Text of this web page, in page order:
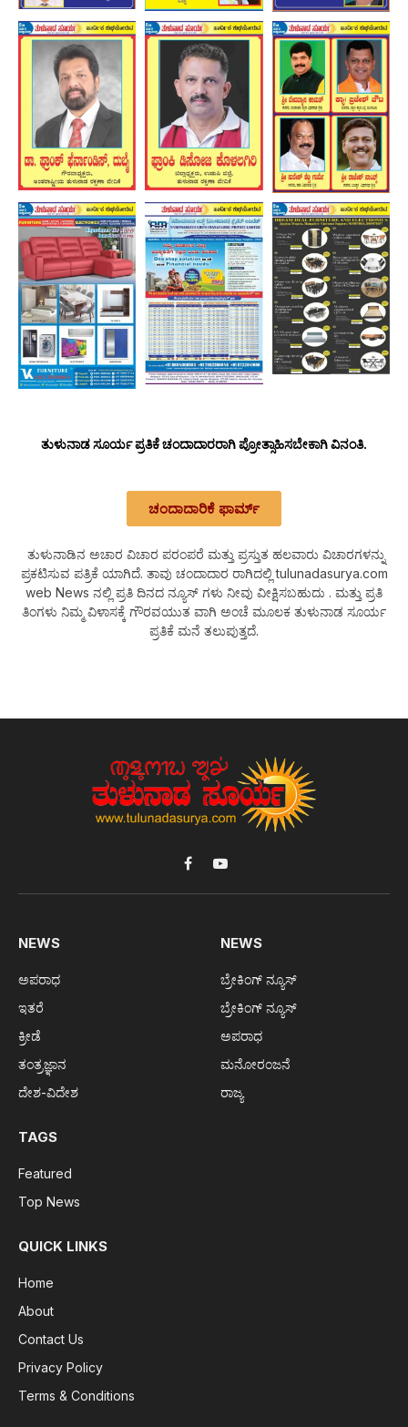
ತುಳುನಾಡ ಸೂರ್ಯ ಪ್ರತಿಕೆ ಚಂದಾದಾರರಾಗಿ ಪ್ರೋತ್ಸಾಹಿಸಬೇಕಾಗಿ ವಿನಂತಿ.
ಚಂದಾದಾರಿಕೆ ಫಾರ್ಮ್
ತುಳುನಾಡಿನ ಅಚಾರ ವಿಚಾರ ಪರಂಪರೆ ಮತ್ತು ಪ್ರಸ್ತುತ ಹಲವಾರು ವಿಚಾರಗಳನ್ನು
ಪ್ರಕಟಿಸುವ ಪತ್ರಿಕೆ ಯಾಗಿದೆ. ತಾವು ಚಂದಾದಾರ ರಾಗಿದಲ್ಲಿ tulunadasurya.com
web News ನಲ್ಲಿ ಪ್ರತಿ ದಿನದ ನ್ಯೂಸ್ ಗಳು ನೀವು ವೀಕ್ಷಿಸಬಹುದು . ಮತ್ತು ಪ್ರತಿ
ತಿಂಗಳು ನಿಮ್ಮ ವಿಳಾಸಕ್ಕೆ ಗೌರವಯುತ ವಾಗಿ ಅಂಚೆ ಮೂಲಕ ತುಳುನಾಡ ಸೂರ್ಯ
ಪ್ರತಿಕೆ ಮನೆ ತಲುಪುತ್ತದೆ.
FacebookYouTube
NEWS
ಅಪರಾಧ
ಇತರೆ
ಕ್ರೀಡೆ
ತಂತ್ರಜ್ಞಾನ
ದೇಶ-ವಿದೇಶ
NEWS
ಬ್ರೇಕಿಂಗ್ ನ್ಯೂಸ್
ಬ್ರೇಕಿಂಗ್ ನ್ಯೂಸ್
ಅಪರಾಧ
ಮನೋರಂಜನೆ
ರಾಜ್ಯ
TAGS
Featured
Top News
QUICK LINKS
Home
About
Contact Us
Privacy Policy
Terms & Conditions